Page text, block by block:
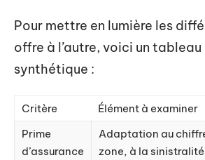
Pour mettre en lumière les
offre à l’autre, voici un
synthétique :
Critère
Élément à examiner
Prime
d’assurance
Adaptation au
zone, à la sinistralité